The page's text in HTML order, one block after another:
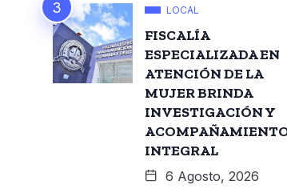
LOCAL
FISCALÍA
ESPECIALIZADA EN
ATENCIÓN DE LA
MUJER BRINDA
INVESTIGACIÓN Y
INTEGRAL
6 Agosto, 2026